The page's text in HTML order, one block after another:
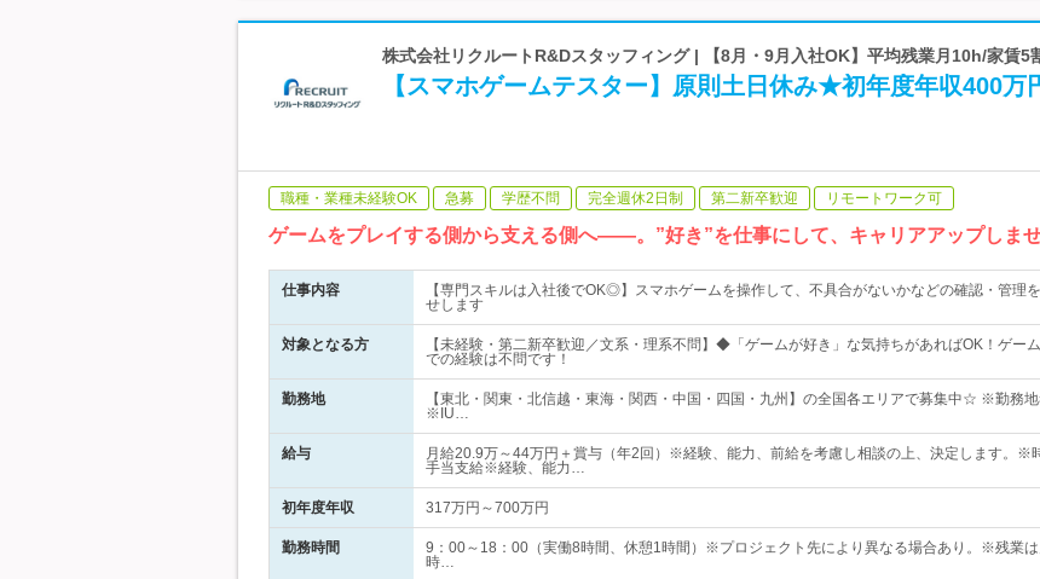
株式会社リクルートR&Dスタッフィング | 【8月・9月入社OK】平均残業月10h/家賃5
【スマホゲームテスター】原則土日休み★初年度年収400万
職種・業種未経験OK 急募 学歴不問 完全週休2日制 第二新卒歓迎 リモートワーク可
ゲームをプレイする側から支える側へ――。”好き”を仕事にして、キャリアアップしま
仕事内容
【専門スキルは入社後でOK◎】スマホゲームを操作して、不具合がないかなどの確認・管理
せします
対象となる方
【未経験・第二新卒歓迎／文系・理系不問】◆「ゲームが好き」な気持ちがあればOK！ゲー
での経験は不問です！
勤務地
【東北・関東・北信越・東海・関西・中国・四国・九州】の全国各エリアで募集中☆ ※勤務
※IU…
給与
月給20.9万～44万円＋賞与（年2回）※経験、能力、前給を考慮し相談の上、決定します。※
手当支給※経験、能力…
初年度年収 317万円～700万円
勤務時間
9：00～18：00（実働8時間、休憩1時間）※プロジェクト先により異なる場合あり。※残業
時…